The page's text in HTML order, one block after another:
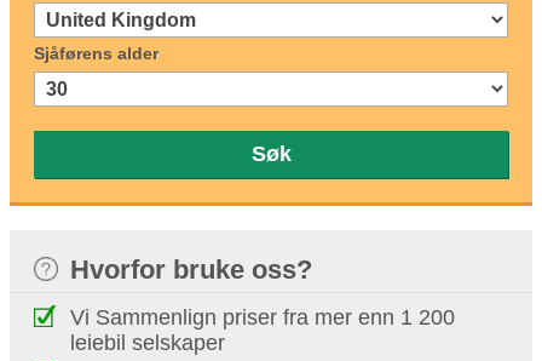
Sjåførens alder
Søk
Hvorfor bruke oss?
Vi Sammenlign priser fra mer enn 1 200
leiebil selskaper